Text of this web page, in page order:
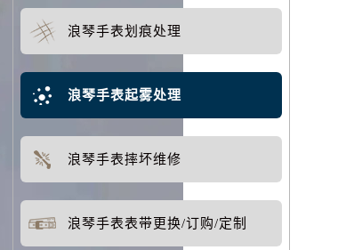
浪琴手表划痕处理
浪琴手表起雾处理
浪琴手表摔坏维修
浪琴手表表带更换/订购/定制